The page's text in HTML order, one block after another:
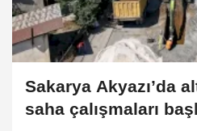
Sakarya Akyazı’da
saha çalışmaları